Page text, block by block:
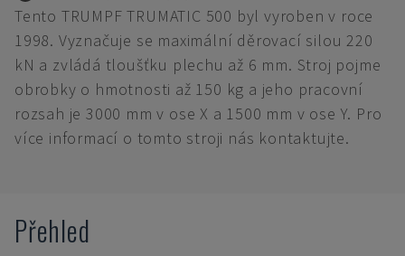
Tento TRUMPF TRUMATIC 500 byl vyroben v roce
1998. Vyznačuje se maximální děrovací silou 220
kN a zvládá tloušťku plechu až 6 mm. Stroj pojme
obrobky o hmotnosti až 150 kg a jeho pracovní
rozsah je 3000 mm v ose X a 1500 mm v ose Y. Pro
více informací o tomto stroji nás kontaktujte.
Přehled